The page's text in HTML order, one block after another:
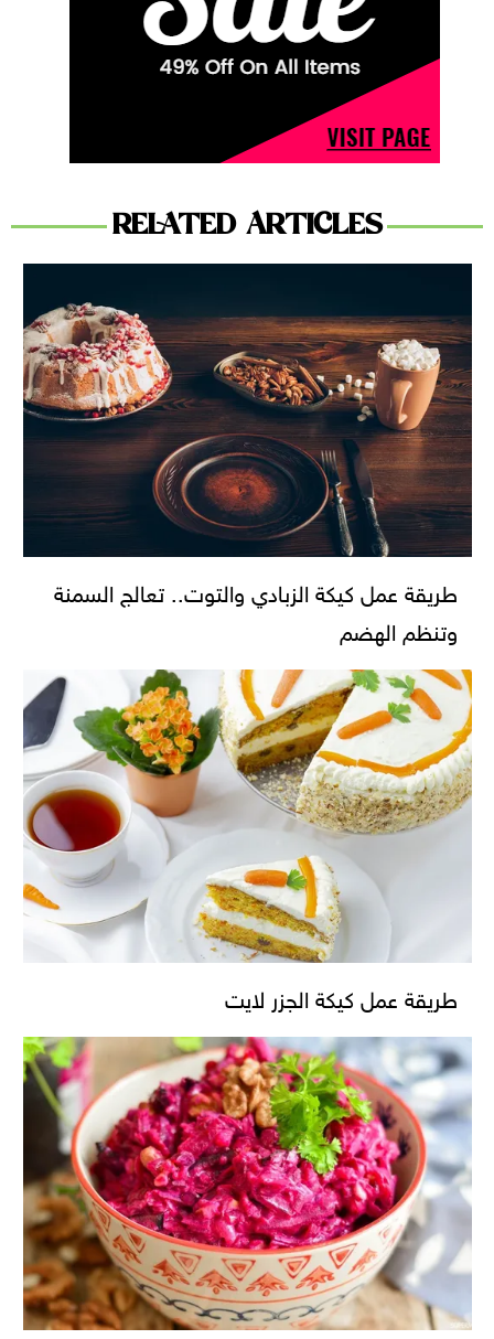
RELATED ARTICLES
طريقة عمل كيكة الزبادي والتوت.. تعالج السمنة
وتنظم الهضم
طريقة عمل كيكة الجزر لايت